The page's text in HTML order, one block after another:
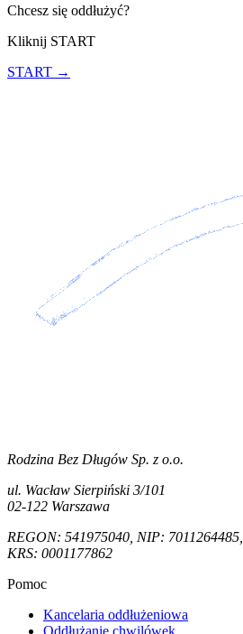
Chcesz się oddłużyć?
Kliknij START
START →
Rodzina Bez Długów Sp. z o.o.
ul. Wacław Sierpiński 3/101
02-122 Warszawa
REGON: 541975040, NIP: 7011264485,
KRS: 0001177862
Pomoc
Kancelaria oddłużeniowa